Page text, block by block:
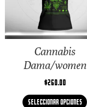
Cannabis
Dama/women
$260.00
Seleccionar opciones